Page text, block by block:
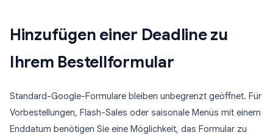
Hinzufügen einer Deadline zu
Ihrem Bestellformular
Standard-Google-Formulare bleiben unbegrenzt geöffnet. Für
Vorbestellungen, Flash-Sales oder saisonale Menüs mit einem
Enddatum benötigen Sie eine Möglichkeit, das Formular zu